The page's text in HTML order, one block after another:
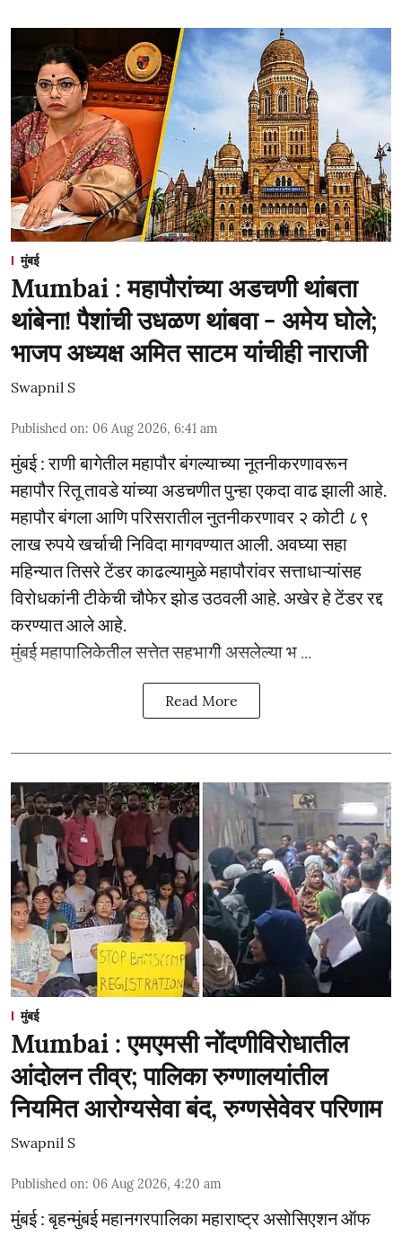
मुंबई
Mumbai : महापौरांच्या अडचणी थांबता
थांबेना! पैशांची उधळण थांबवा - अमेय घोले;
भाजप अध्यक्ष अमित साटम यांचीही नाराजी
Swapnil S
Published on: 06 Aug 2026, 6:41 am
मुंबई : राणी बागेतील महापौर बंगल्याच्या नूतनीकरणावरून
महापौर रितू तावडे यांच्या अडचणीत पुन्हा एकदा वाढ झाली आहे.
महापौर बंगला आणि परिसरातील नुतनीकरणावर २ कोटी ८९
लाख रुपये खर्चाची निविदा मागवण्यात आली. अवघ्या सहा
महिन्यात तिसरे टेंडर काढल्यामुळे महापौरांवर सत्ताधाऱ्यांसह
विरोधकांनी टीकेची चौफेर झोड उठवली आहे. अखेर हे टेंडर रद्द
करण्यात आले आहे.
मुंबई महापालिकेतील सत्तेत सहभागी असलेल्या भ ...
Read More
मुंबई
Mumbai : एमएमसी नोंदणीविरोधातील
आंदोलन तीव्र; पालिका रुग्णालयांतील
नियमित आरोग्यसेवा बंद, रुग्णसेवेवर परिणाम
Swapnil S
Published on: 06 Aug 2026, 4:20 am
मुंबई : बृहन्मुंबई महानगरपालिका महाराष्ट्र असोसिएशन ऑफ